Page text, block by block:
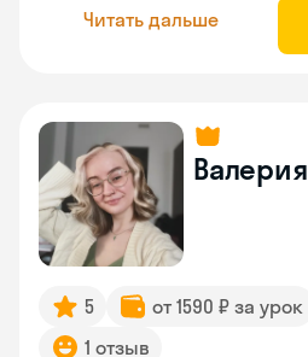
Читать дальше
Валерия
5 от 1590 ₽ за урок
1 отзыв